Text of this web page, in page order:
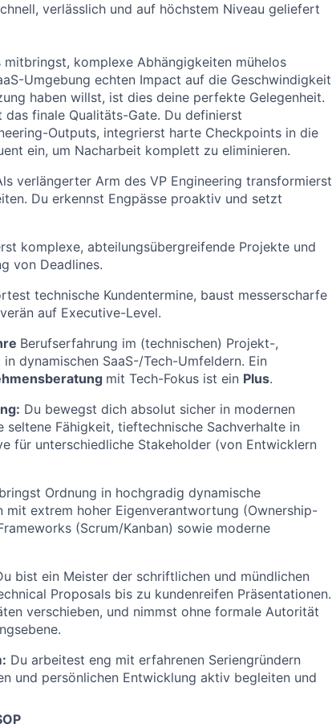
verlässlich und auf höchstem Niveau geliefert
komplexe Abhängigkeiten mühelos
Umgebung echten Impact auf die Geschwindigkeit
haben willst, ist dies deine perfekte Gelegenheit.
das finale Qualitäts-Gate. Du definierst
Outputs, integrierst harte Checkpoints in die
ein, um Nacharbeit komplett zu eliminieren.
verlängerter Arm des VP Engineering transformierst
Du erkennst Engpässe proaktiv und setzt
komplexe, abteilungsübergreifende Projekte und
von Deadlines.
technische Kundentermine, baust messerscharfe
auf Executive-Level.
Berufserfahrung im (technischen) Projekt-,
dynamischen SaaS-/Tech-Umfeldern. Ein
mit Tech-Fokus ist ein Plus.
Du bewegst dich absolut sicher in modernen
Fähigkeit, tieftechnische Sachverhalte in
für unterschiedliche Stakeholder (von Entwicklern
Ordnung in hochgradig dynamische
mit extrem hoher Eigenverantwortung (Ownership-
(Scrum/Kanban) sowie moderne
bist ein Meister der schriftlichen und mündlichen
Proposals bis zu kundenreifen Präsentationen.
verschieben, und nimmst ohne formale Autorität
Du arbeitest eng mit erfahrenen Seriengründern
und persönlichen Entwicklung aktiv begleiten und